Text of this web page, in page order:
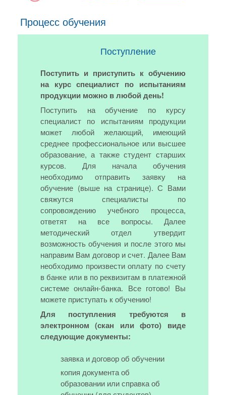
Процесс обучения
Поступление
Поступить и приступить к обучению
на курс специалист по испытаниям
продукции можно в любой день!
Поступить на обучение по курсу
специалист по испытаниям продукции
может любой желающий, имеющий
среднее профессиональное или высшее
образование, а также студент старших
курсов. Для начала обучения
необходимо отправить заявку на
обучение (выше на странице). С Вами
свяжутся специалисты по
сопровождению учебного процесса,
ответят на все вопросы. Далее
методический отдел утвердит
возможность обучения и после этого мы
направим Вам договор и счет. Далее Вам
необходимо произвести оплату по счету
в банке или в по реквизитам в платежной
системе онлайн-банка. Все готово! Вы
можете приступать к обучению!
Для поступления требуются в
электронном (скан или фото) виде
следующие документы:
заявка и договор об обучении
копия документа об
образовании или справка об